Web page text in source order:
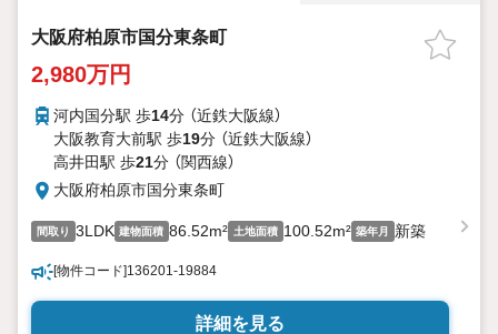
大阪府柏原市国分東条町
2,980万円
河内国分駅 歩14分 （近鉄大阪線）
大阪教育大前駅 歩19分 （近鉄大阪線）
高井田駅 歩21分 （関西線）
大阪府柏原市国分東条町
間取り 3LDK 建物面積 86.52m² 土地面積 100.52m² 築年月 新築
[物件コード]136201-19884
詳細を見る